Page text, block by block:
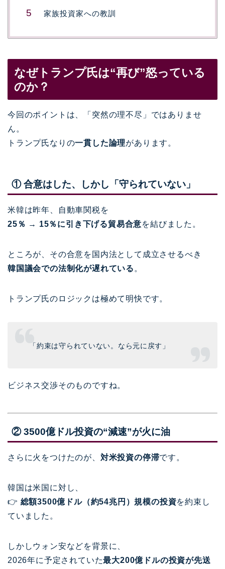
家族投資家への教訓
なぜトランプ氏は“再び”怒っている
のか？
今回のポイントは、「突然の理不尽」ではありませ
ん。
トランプ氏なりの一貫した論理があります。
① 合意はした、しかし「守られていない」
米韓は昨年、自動車関税を
25％ → 15％に引き下げる貿易合意を結びました。
ところが、その合意を国内法として成立させるべき
韓国議会での法制化が遅れている 。
トランプ氏のロジックは極めて明快です。
「約束は守られていない。なら元に戻す」
ビジネス交渉そのものですね。
② 3500億ドル投資の“減速”が火に油
さらに火をつけたのが、 対米投資の停滞です。
韓国は米国に対し、
👉 総額3500億ドル（約54兆円）規模の投資を約束し
ていました。
しかしウォン安などを背景に、
2026年に予定されていた最大200億ドルの投資が先送